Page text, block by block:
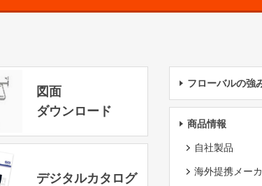
図面
ダウンロード
デジタルカタログ
フローバルの強
商品情報
自社製品
海外提携メー